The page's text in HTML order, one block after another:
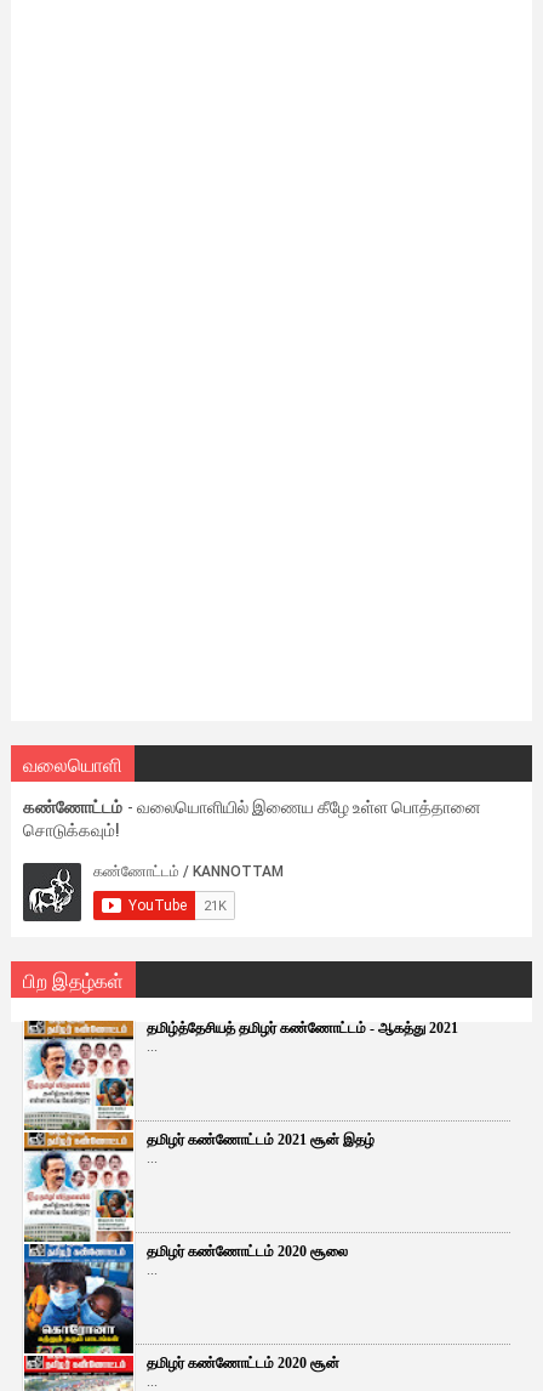
வலையொளி
கண்ணோட்டம் - வலையொளியில் இணைய கீழே உள்ள பொத்தானை
சொடுக்கவும்!
பிற இதழ்கள்
தமிழ்த்தேசியத் தமிழர் கண்ணோட்டம் - ஆகத்து 2021
...
தமிழர் கண்ணோட்டம் 2021 சூன் இதழ்
...
தமிழர் கண்ணோட்டம் 2020 சூலை
...
தமிழர் கண்ணோட்டம் 2020 சூன்
...